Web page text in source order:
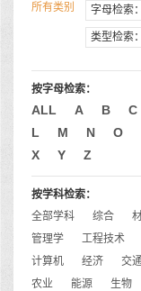
所有类别 字母检索：
类型检索：
按字母检索：
ALL A B C
L
M N O
X
Y Z
按学科检索：
全部学科
综合
管理学
工程技术
计算机
经济 交
农业
能源 生物